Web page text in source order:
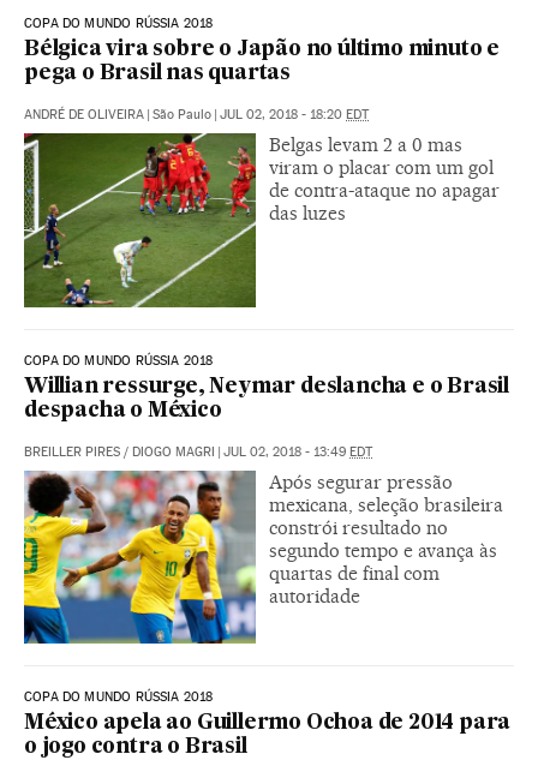
COPA DO MUNDO RÚSSIA 2018
Bélgica vira sobre o Japão no último minuto e
pega o Brasil nas quartas
ANDRÉ DE OLIVEIRA | São Paulo | JUL 02, 2018 - 18:20 EDT
Belgas levam 2 a 0 mas
viram o placar com um gol
de contra-ataque no apagar
das luzes
COPA DO MUNDO RÚSSIA 2018
Willian ressurge, Neymar deslancha e o Brasil
despacha o México
BREILLER PIRES / DIOGO MAGRI | JUL 02, 2018 - 13:49 EDT
Após segurar pressão
mexicana, seleção brasileira
constrói resultado no
segundo tempo e avança às
quartas de final com
autoridade
COPA DO MUNDO RÚSSIA 2018
México apela ao Guillermo Ochoa de 2014 para
o jogo contra o Brasil